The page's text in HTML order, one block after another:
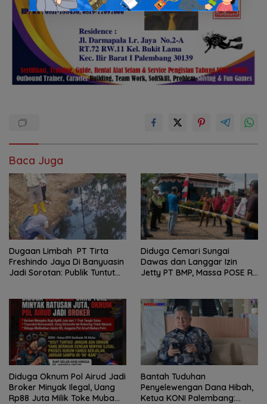
Baca Juga
Dugaan Limbah PT Tirta
Freshindo Jaya Di Banyuasin
Jadi Sorotan: Publik Tuntut
Diduga Cemari Sungai
Dawas dan Langgar Izin
Jetty PT BMP, Massa POSE RI
Tuntas
Diduga Oknum Pol Airud Jadi
Broker Minyak Ilegal, Uang
Rp88 Juta Milik Toke Muba
Bantah Tuduhan
Penyelewengan Dana Hibah,
Ketua KONI Palembang: